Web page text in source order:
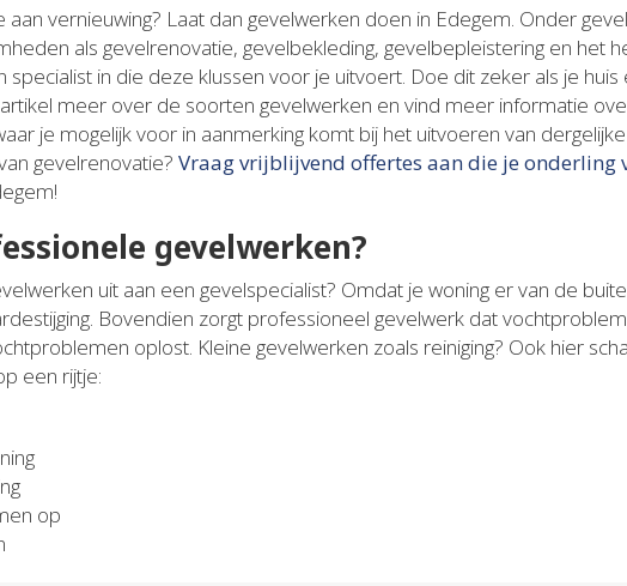
aan vernieuwing? Laat dan gevelwerken doen in Edegem. Onder
als gevelrenovatie, gevelbekleding, gevelbepleistering en het
specialist in die deze klussen voor je uitvoert. Doe dit zeker als je
meer over de soorten gevelwerken en vind meer informatie
je mogelijk voor in aanmerking komt bij het uitvoeren van
gevelrenovatie? Vraag vrijblijvend offertes aan die je onderling
gevelwerken?
uit aan een gevelspecialist? Omdat je woning er van de
Bovendien zorgt professioneel gevelwerk dat
oplost. Kleine gevelwerken zoals reiniging? Ook hier
een rijtje:
op